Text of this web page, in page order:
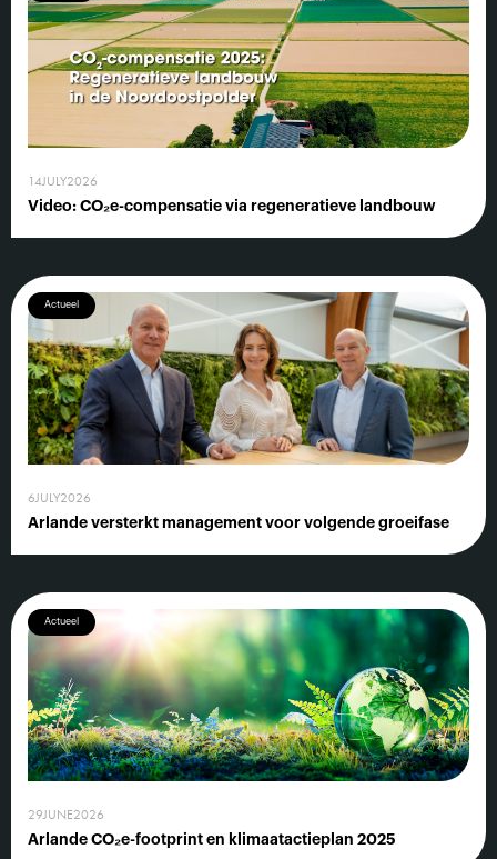
14JULY2026
Video: CO₂e-compensatie via regeneratieve landbouw
Actueel
6JULY2026
Arlande versterkt management voor volgende groeifase
Actueel
29JUNE2026
Arlande CO₂e-footprint en klimaatactieplan 2025